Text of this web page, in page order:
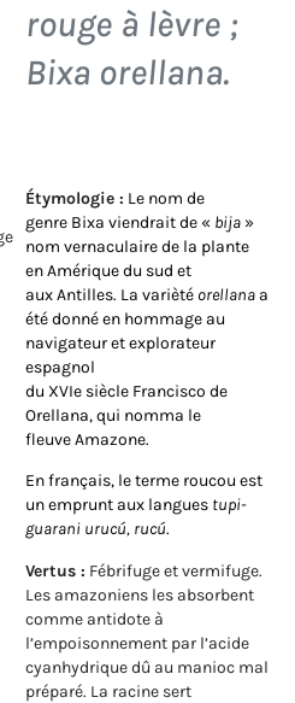
rouge à lèvre ;
Bixa orellana.
Étymologie : Le nom de
genre Bixa viendrait de « bija »
nom vernaculaire de la plante
enAmérique du sud et
auxAntilles. La varièté orellana a
été donné en hommage au
navigateur et explorateur
espagnol
du XVIe siècle Francisco de
Orellana, qui nomma le
fleuve Amazone.
En français, le terme roucou est
un emprunt aux langues tupi-
guarani urucú, rucú.
Vertus : Fébrifuge et vermifuge.
Les amazoniens les absorbent
comme antidote à
l’empoisonnement par l’acide
cyanhydrique dû au manioc mal
préparé. La racine sert